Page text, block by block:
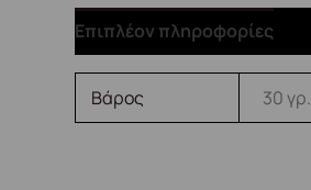
Επιπλέον πληροφορίες
Βάρος 30 γρ.